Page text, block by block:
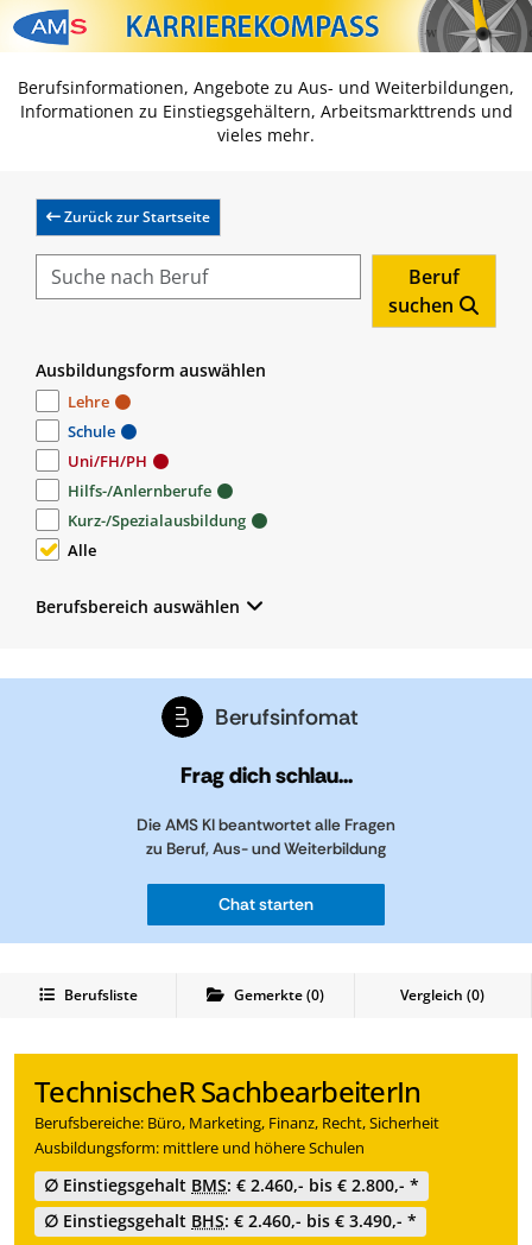
Zum Inhalt springen
Zum Navmenü springen
Zur Suche springen
Zur Footer springen
Berufsinformationen, Angebote zu Aus- und Weiterbildungen,
Informationen zu Einstiegsgehältern, Arbeitsmarkttrends und
vieles mehr.
Zurück zur Startseite
Beruf
suchen
Ausbildungsform auswählen
Lehre
Schule
Uni/FH/PH
Hilfs-/Anlernberufe
Kurz-/Spezialausbildung
Alle
Berufsbereich auswählen
Berufsinfomat
Frag dich schlau...
Die AMS KI beantwortet alle Fragen
zu Beruf, Aus- und Weiterbildung
Chat starten
Berufsliste Gemerkte(0) Vergleich (0)
TechnischeR SachbearbeiterIn
Berufsbereiche: Büro, Marketing, Finanz, Recht, Sicherheit
Ausbildungsform: mittlere und höhere Schulen
∅ Einstiegsgehalt BMS: € 2.460,- bis € 2.800,- *
∅ Einstiegsgehalt BHS: € 2.460,- bis € 3.490,- *